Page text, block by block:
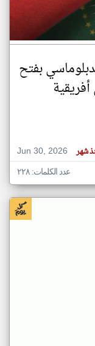
بفتح
Jun 30, 2026
شهر
عدد الكلمات: ٢٢٨